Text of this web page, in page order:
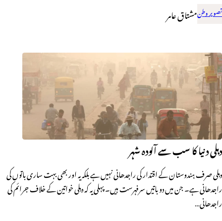
تصویر وطنمشتاق عامر
دہلی دنیا کا سب سے آلودہ شہر
دہلی صرف ہندوستان کے اقتدار کی راجدھانی نہیں ہے بلکہ یہ اور بھی بہت ساری باتوں کی
راجدھانی ہے۔ جن میں دو باتیں سرفہرست ہیں۔ پہلی یہ کہ دہلی خواتین کے خلاف جرائم کی
راجدھانی…